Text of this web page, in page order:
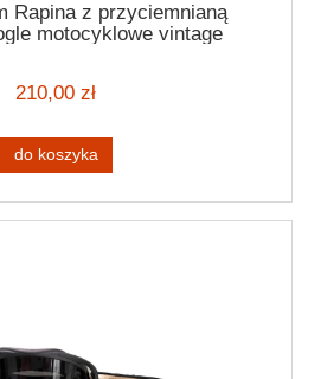
Rapina z przyciemnianą
motocyklowe vintage
210,00 zł
do koszyka